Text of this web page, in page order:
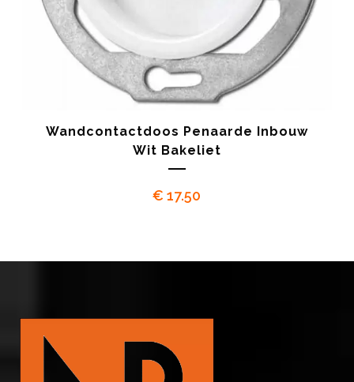
Wandcontactdoos Penaarde Inbouw
Wit Bakeliet
€ 17.50